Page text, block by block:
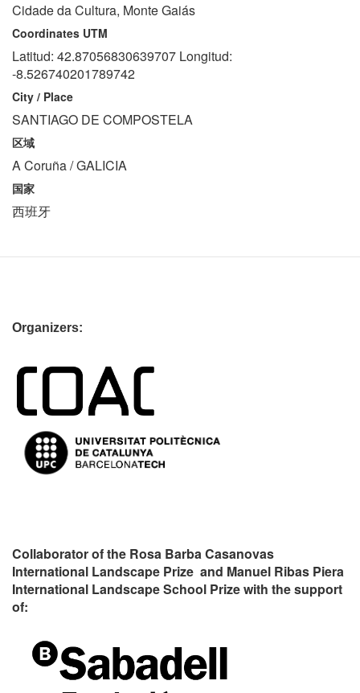
Cidade da Cultura, Monte Gaiás
Coordinates UTM
Latitud: 42.87056830639707 Longitud:
-8.526740201789742
City / Place
SANTIAGO DE COMPOSTELA
区域
A Coruña / GALICIA
国家
西班牙
Organizers:
Collaborator of the Rosa Barba Casanovas
International Landscape Prize and Manuel Ribas Piera
International Landscape School Prize with the support
of: